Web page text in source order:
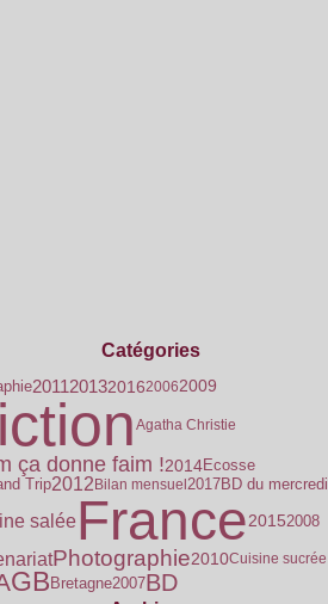
Catégories
20112013201620062009
Agatha Christie
ça donne faim !2014Ecosse
Trip2012Bilan mensuel2017BD du mercredi
saléeFrance20152008
Photographie2010Cuisine sucrée
GBBretagne2007BD